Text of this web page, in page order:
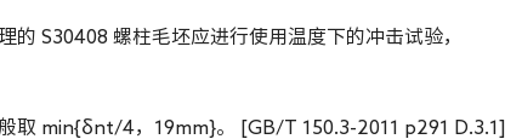
S30408 螺柱毛坯应进行使用温度下的冲击试验，
取 min{δnt/4，19mm}。 [GB/T 150.3-2011 p291 D.3.1]